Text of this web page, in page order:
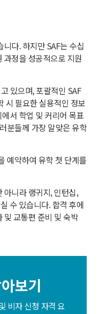
다. 하지만 SAF는 수십
정을 성공적으로 지원
있으며, 포괄적인 SAF
시 필요한 실용적인 정보
서 학업 및 커리어 목표
분들께 가장 알맞은 유학
예약하여 유학 첫 단계를
아니라 랭귀지, 인턴십,
수 있습니다. 합격 후에
교통편 준비 및 숙박
보기
비자 신청 자격 요